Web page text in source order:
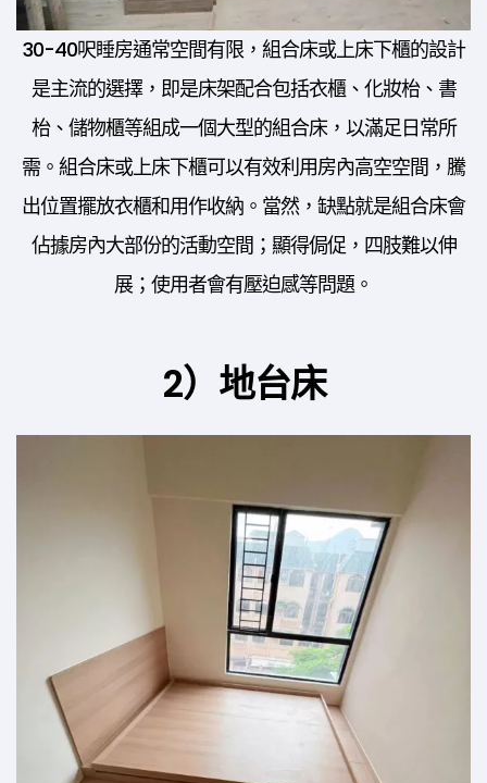
30-40呎睡房通常空間有限，組合床或上床下櫃的設計
是主流的選擇，即是床架配合包括衣櫃、化妝枱、書
枱、儲物櫃等組成一個大型的組合床，以滿足日常所
需。組合床或上床下櫃可以有效利用房內高空空間，騰
出位置擺放衣櫃和用作收納。當然，缺點就是組合床會
佔據房內大部份的活動空間；顯得侷促，四肢難以伸
展；使用者會有壓迫感等問題。
2）地台床